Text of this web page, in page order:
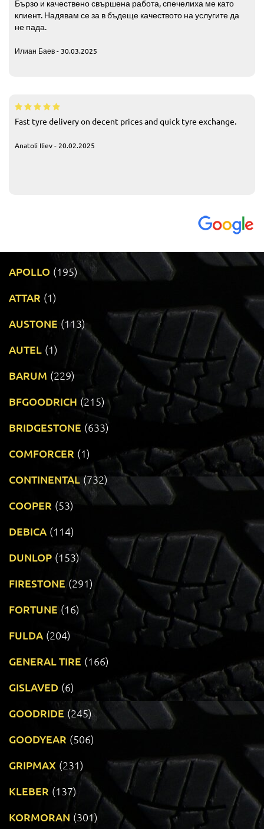
Бързо и качествено свършена работа, спечелиха ме като
клиент. Надявам се за в бъдеще качеството на услугите да
не пада.
Илиан Баев - 30.03.2025
Fast tyre delivery on decent prices and quick tyre exchange.
Anatoli Iliev - 20.02.2025
APOLLO (195)
ATTAR (1)
AUSTONE (113)
AUTEL (1)
BARUM (229)
BFGOODRICH (215)
BRIDGESTONE (633)
COMFORCER (1)
CONTINENTAL (732)
COOPER (53)
DEBICA (114)
DUNLOP (153)
FIRESTONE (291)
FORTUNE (16)
FULDA (204)
GENERAL TIRE (166)
GISLAVED (6)
GOODRIDE (245)
GOODYEAR (506)
GRIPMAX (231)
KLEBER (137)
KORMORAN (301)